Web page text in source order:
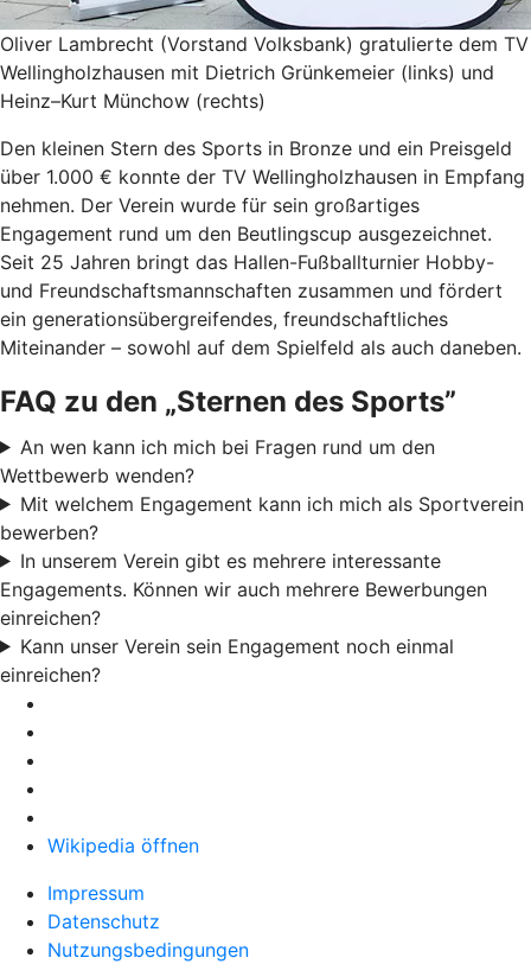
Oliver Lambrecht (Vorstand Volksbank) gratulierte dem TV
Wellingholzhausen mit Dietrich Grünkemeier (links) und
Heinz–Kurt Münchow (rechts)
Den kleinen Stern des Sports in Bronze und ein Preisgeld
über 1.000 € konnte der TV Wellingholzhausen in Empfang
nehmen. Der Verein wurde für sein großartiges
Engagement rund um den Beutlingscup ausgezeichnet.
Seit 25 Jahren bringt das Hallen-Fußballturnier Hobby-
und Freundschaftsmannschaften zusammen und fördert
ein generationsübergreifendes, freundschaftliches
Miteinander – sowohl auf dem Spielfeld als auch daneben.
FAQ zu den „Sternen des Sports”
An wen kann ich mich bei Fragen rund um den
Wettbewerb wenden?
Mit welchem Engagement kann ich mich als Sportverein
bewerben?
In unserem Verein gibt es mehrere interessante
Engagements. Können wir auch mehrere Bewerbungen
einreichen?
Kann unser Verein sein Engagement noch einmal
einreichen?
Wikipedia öffnen
Impressum
Datenschutz
Nutzungsbedingungen